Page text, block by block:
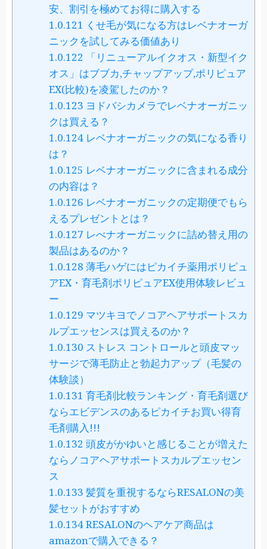
安、割引を極めてお得に購入する
1.0.121 くせ毛が気になる方はレベナオーガ
ニックを試してみる価値あり
1.0.122 「リニューアルイクオス・新型イク
オス」はブブカ,チャップアップ,ポリピュア
EX(比較)を凌駕したのか？
1.0.123 ヨドバシカメラでレベナオーガニッ
クは買える？
1.0.124 レベナオーガニックの気になる香り
は？
1.0.125 レベナオーガニックに含まれる成分
の内容は？
1.0.126 レベナオーガニックの定期便でもら
えるプレゼントとは？
1.0.127 レべナオーガニックに詰め替え用の
製品はあるのか？
1.0.128 薄毛ハゲにはピカイチ薬用ポリピュ
アEX・育毛剤ポリピュアEX使用体験レビュ
ー
1.0.129 マツキヨでノコアヘアサポートスカ
ルプエッセンスは買えるのか？
1.0.130 ストレス コントロールと頭皮マッ
サージで薄毛防止と勃起力アップ（毛髪の
体験談）
1.0.131 育毛剤比較ランキング・育毛剤選び
ならエビデンスのあるピカイチお買い得育
毛剤購入!!!
1.0.132 頭皮がかゆいと感じることが増えた
ならノコアヘアサポートスカルプエッセン
ス
1.0.133 髪質を重視するならRESALONの美
髪セットがおすすめ
1.0.134RESALONのヘアケア商品は
amazonで購入できる？